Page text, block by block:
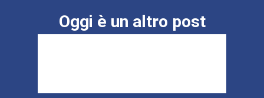
Oggi è un altro post